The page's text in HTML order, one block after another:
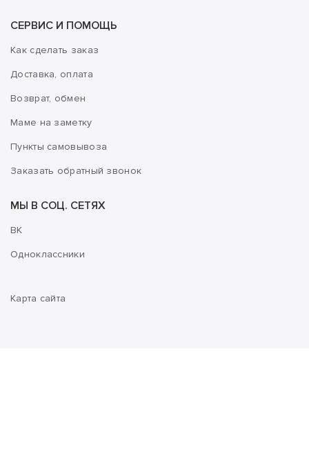
СЕРВИС И ПОМОЩЬ
Как сделать заказ
Доставка, оплата
Возврат, обмен
Маме на заметку
Пункты самовывоза
Заказать обратный звонок
МЫ В СОЦ. СЕТЯХ
ВК
Одноклассники
Карта сайта